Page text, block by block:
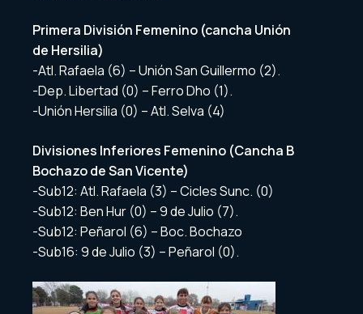
Primera División Femenino (cancha Unión
de Hersilia)
-Atl. Rafaela (6) – Unión San Guillermo (2).
-Dep. Libertad (0) – Ferro Dho (1).
-Unión Hersilia (0) – Atl. Selva (4)
Divisiones Inferiores Femenino (Cancha B
Bochazo de San Vicente)
-Sub12: Atl. Rafaela (3) – Cicles Sunc. (0)
-Sub12: Ben Hur (0) – 9 de Julio (7).
-Sub12: Peñarol (6) – Boc. Bochazo
-Sub16: 9 de Julio (3) – Peñarol (0).